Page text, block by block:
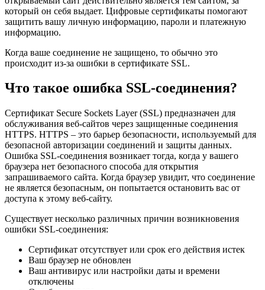
который он себя выдает. Цифровые сертификаты помогают
защитить вашу личную информацию, пароли и платежную
информацию.
Когда ваше соединение не защищено, то обычно это
происходит из-за ошибки в сертификате SSL.
Что такое ошибка SSL-соединения?
Сертификат Secure Sockets Layer (SSL) предназначен для
обслуживания веб-сайтов через защищенные соединения
HTTPS. HTTPS – это барьер безопасности, используемый для
безопасной авторизации соединений и защиты данных.
Ошибка SSL-соединения возникает тогда, когда у вашего
браузера нет безопасного способа для открытия
запрашиваемого сайта. Когда браузер увидит, что соединение
не является безопасным, он попытается остановить вас от
доступа к этому веб-сайту.
Существует несколько различных причин возникновения
ошибки SSL-соединения:
Сертификат отсутствует или срок его действия истек
Ваш браузер не обновлен
Ваш антивирус или настройки даты и времени
отключены